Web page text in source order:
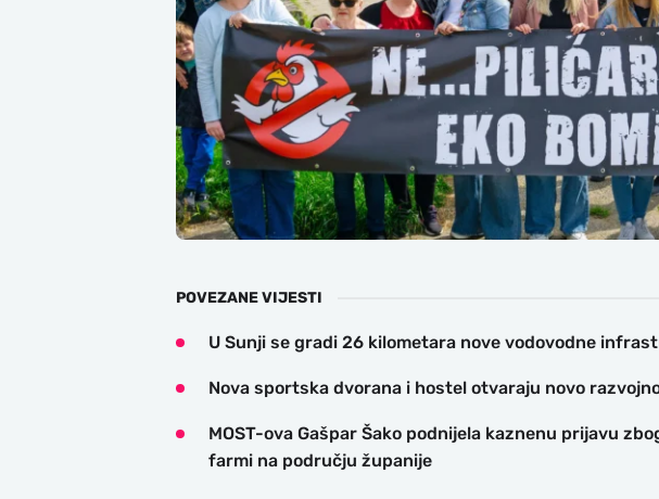
POVEZANE VIJESTI
U Sunji se gradi 26 kilometara nove vodovodne
Nova sportska dvorana i hostel otvaraju novo
MOST-ova Gašpar Šako podnijela kaznenu prijavu
farmi na području županije